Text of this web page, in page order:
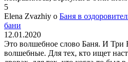
5
Elena Zvazhiy о Баня в
бани
12.01.2020
Это волшебное слово Баня. И Три
волшебные. Для тех, кто ищет